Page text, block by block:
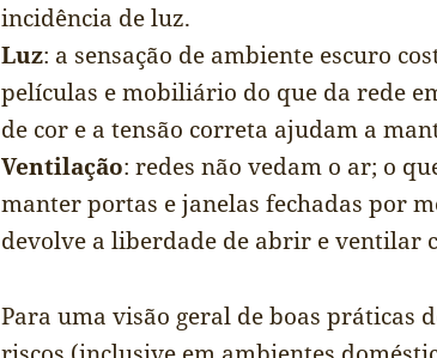
incidência de luz.
Luz: a sensação de ambiente escuro
películas e mobiliário do que da rede
de cor e a tensão correta ajudam a
Ventilação: redes não vedam o ar; o
manter portas e janelas fechadas por
devolve a liberdade de abrir e ventilar
Para uma visão geral de boas práticas